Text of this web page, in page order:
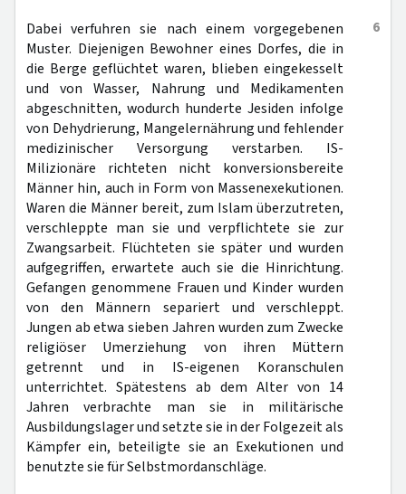
6
Dabei verfuhren sie nach einem vorgegebenen
Muster. Diejenigen Bewohner eines Dorfes, die in
die Berge geflüchtet waren, blieben eingekesselt
und von Wasser, Nahrung und Medikamenten
abgeschnitten, wodurch hunderte Jesiden infolge
von Dehydrierung, Mangelernährung und fehlender
medizinischer Versorgung verstarben. IS-
Milizionäre richteten nicht konversionsbereite
Männer hin, auch in Form von Massenexekutionen.
Waren die Männer bereit, zum Islam überzutreten,
verschleppte man sie und verpflichtete sie zur
Zwangsarbeit. Flüchteten sie später und wurden
aufgegriffen, erwartete auch sie die Hinrichtung.
Gefangen genommene Frauen und Kinder wurden
von den Männern separiert und verschleppt.
Jungen ab etwa sieben Jahren wurden zum Zwecke
religiöser Umerziehung von ihren Müttern
getrennt und in IS-eigenen Koranschulen
unterrichtet. Spätestens ab dem Alter von 14
Jahren verbrachte man sie in militärische
Ausbildungslager und setzte sie in der Folgezeit als
Kämpfer ein, beteiligte sie an Exekutionen und
benutzte sie für Selbstmordanschläge.